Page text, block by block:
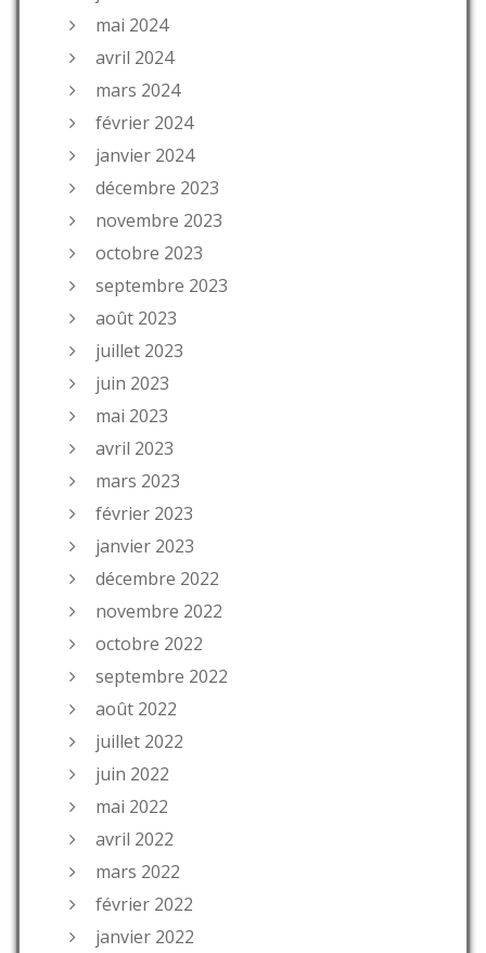
mai 2024
avril 2024
mars 2024
février 2024
janvier 2024
décembre 2023
novembre 2023
octobre 2023
septembre 2023
août 2023
juillet 2023
juin 2023
mai 2023
avril 2023
mars 2023
février 2023
janvier 2023
décembre 2022
novembre 2022
octobre 2022
septembre 2022
août 2022
juillet 2022
juin 2022
mai 2022
avril 2022
mars 2022
février 2022
janvier 2022